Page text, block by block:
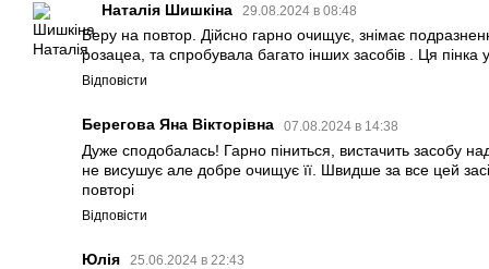
Наталія Шишкіна 29.08.2024 в 08:48
Беру на повтор. Дійсно гарно очищує, знімає
розацеа, та спробувала багато інших засобів . Ця пінка
Відповісти
Берегова Яна Вікторівна 07.08.2024 в 14:38
Дуже сподобалась! Гарно піниться, вистачить засобу
не висушує але добре очищує її. Швидше за все цей
повторі
Відповісти
Юлія 25.06.2024 в 22:43